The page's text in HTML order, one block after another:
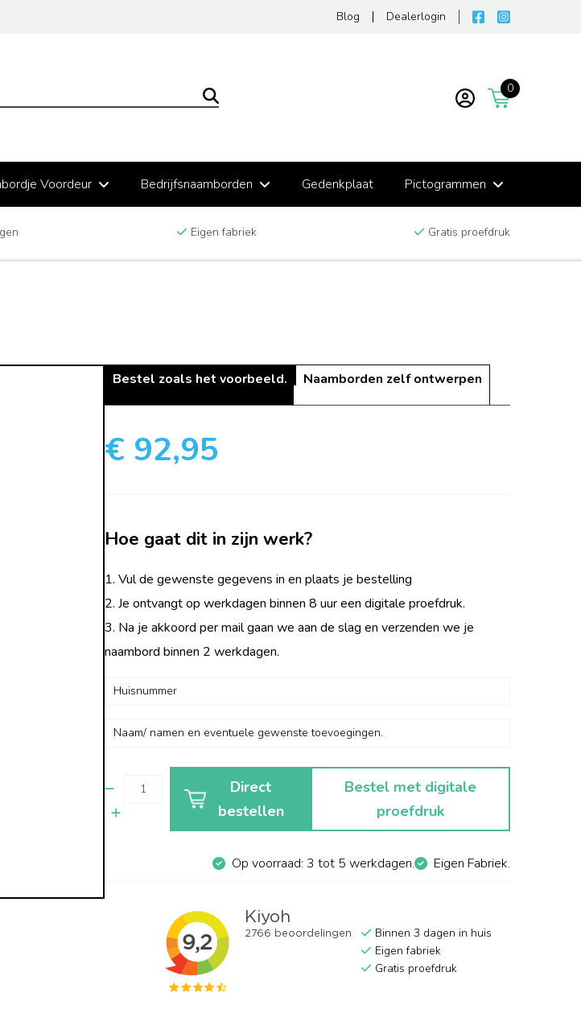
Blog Dealerlogin
0
Voordeur Bedrijfsnaamborden Gedenkplaat Pictogrammen
Eigen fabriek Gratis proefdruk
Bestel zoals het voorbeeld. Naamborden zelf ontwerpen
€ 92,95
Hoe gaat dit in zijn werk?
1. Vul de gewenste gegevens in en plaats je bestelling
2. Je ontvangt op werkdagen binnen 8 uur een digitale proefdruk.
3. Na je akkoord per mail gaan we aan de slag en verzenden we je
naambord binnen 2 werkdagen.
Direct
bestellen
Bestel met digitale
proefdruk
Op voorraad: 3 tot 5 werkdagen. Eigen Fabriek.
Binnen 3 dagen in huis
Eigen fabriek
Gratis proefdruk